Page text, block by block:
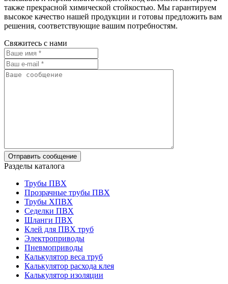
также прекрасной химической стойкостью. Мы гарантируем
высокое качество нашей продукции и готовы предложить вам
решения, соответствующие вашим потребностям.
Свяжитесь с нами
Разделы каталога
Трубы ПВХ
Прозрачные трубы ПВХ
Трубы ХПВХ
Седелки ПВХ
Шланги ПВХ
Клей для ПВХ труб
Электроприводы
Пневмоприводы
Калькулятор веса труб
Калькулятор расхода клея
Калькулятор изоляции